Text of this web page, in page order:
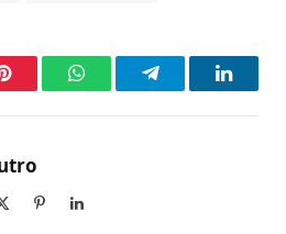
Pinterest WhatsAppTelegram
PinterestLinkedIn